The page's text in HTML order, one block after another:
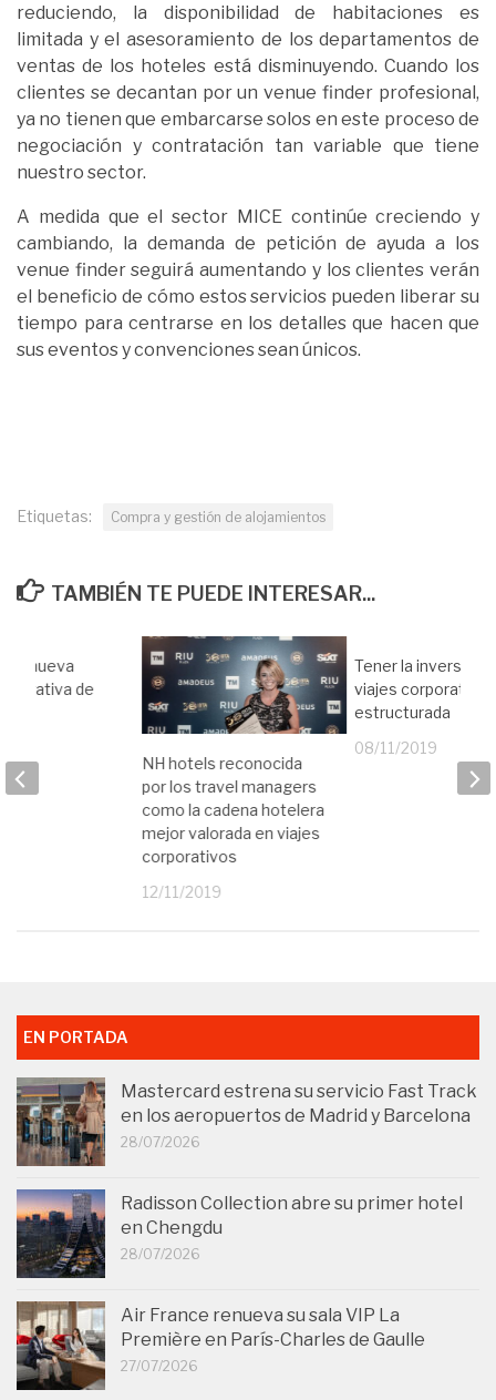
reduciendo, la disponibilidad de habitaciones es
limitada y el asesoramiento de los departamentos de
ventas de los hoteles está disminuyendo. Cuando los
clientes se decantan por unvenue finder profesional,
ya no tienen que embarcarse solos en este proceso de
negociación y contratación tan variable que tiene
nuestro sector.
A medida que el sector MICE continúe creciendo y
cambiando, la demanda de petición de ayuda a los
venue finderseguirá aumentando y los clientes verán
el beneficio de cómo estos servicios pueden liberar su
tiempo para centrarse en los detalles que hacen que
sus eventos y convenciones sean únicos.
Etiquetas: Compra y gestión de alojamientos
TAMBIÉN TE PUEDE INTERESAR...
NH hotels reconocida
por los travel managers
como la cadena hotelera
mejor valorada en viajes
corporativos
12/11/2019
Tener la inversión
viajes
estructurada
08/11/2019
nueva
de
EN PORTADA
Mastercard estrena su servicio Fast Track
en los aeropuertos de Madrid y Barcelona
28/07/2026
Radisson Collection abre su primer hotel
en Chengdu
28/07/2026
Air France renueva su sala VIP La
Première en París-Charles de Gaulle
27/07/2026